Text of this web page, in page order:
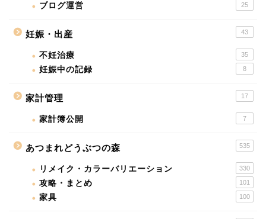
ブログ運営 25
妊娠・出産 43
不妊治療 35
妊娠中の記録 8
家計管理 17
家計簿公開 7
あつまれどうぶつの森 535
リメイク・カラーバリエーション 330
攻略・まとめ 101
家具 100